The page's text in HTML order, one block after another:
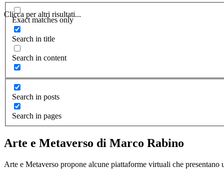
Clicca per altri risultati...
Exact matches only
Search in title
Search in content
Search in posts
Search in pages
Arte e Metaverso di Marco Rabino
Arte e Metaverso propone alcune piattaforme virtuali che